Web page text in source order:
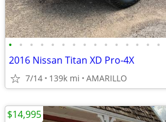
• • • • • • • • • • • • • • •
2016 Nissan Titan XD Pro-4X
7/14 139k mi AMARILLO
$14,995